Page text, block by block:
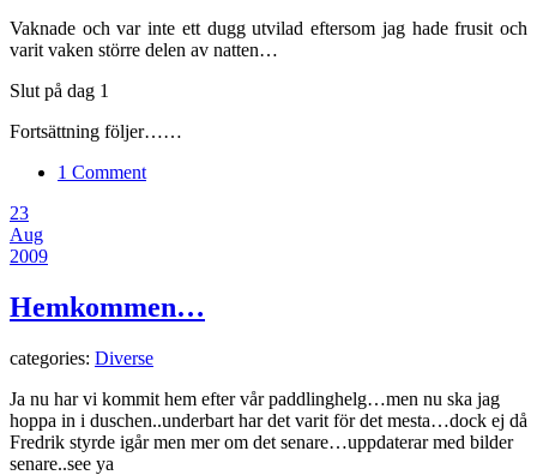
Vaknade och var inte ett dugg utvilad eftersom jag hade frusit och
varit vaken större delen av natten…
Slut på dag 1
Fortsättning följer……
1 Comment
23
Aug
2009
Hemkommen…
categories: Diverse
Ja nu har vi kommit hem efter vår paddlinghelg…men nu ska jag
hoppa in i duschen..underbart har det varit för det mesta…dock ej då
Fredrik styrde igår men mer om det senare…uppdaterar med bilder
senare..see ya